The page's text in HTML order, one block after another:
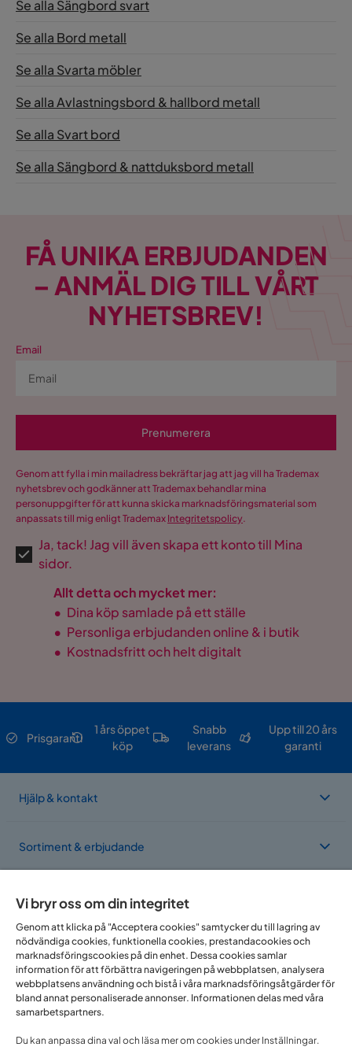
Serie
Se alla Sängbord svart
Se alla Bord metall
Se alla Svarta möbler
Se alla Avlastningsbord & hallbord metall
Se alla Svart bord
Se alla Sängbord & nattduksbord metall
FÅ UNIKA ERBJUDANDEN
– ANMÄL DIG TILL VÅRT
NYHETSBREV!
Email
Prenumerera
Genom att fylla i min mailadress bekräftar jag att jag vill ha Trademax
nyhetsbrev och godkänner att Trademax behandlar mina
personuppgifter för att kunna skicka marknadsföringsmaterial som
anpassats till mig enligt Trademax Integritetspolicy.
Ja, tack! Jag vill även skapa ett konto till Mina
sidor.
Allt detta och mycket mer:
• Dina köp samlade på ett ställe
• Personliga erbjudanden online & i butik
• Kostnadsfritt och helt digitalt
Prisgaranti
1 års öppet
köp
Snabb
leverans
Upp till 20 års
garanti
Hjälp & kontakt
Sortiment & erbjudande
Vi finns i flera länder
Vi bryr oss om din integritet
Genom att klicka på "Acceptera cookies" samtycker du till lagring av
nödvändiga cookies, funktionella cookies, prestandacookies och
marknadsföringscookies på din enhet. Dessa cookies samlar
information för att förbättra navigeringen på webbplatsen, analysera
webbplatsens användning och bistå i våra marknadsföringsåtgärder för
bland annat personaliserade annonser. Informationen delas med våra
samarbetspartners.
Du kan anpassa dina val och läsa mer om cookies under Inställningar.